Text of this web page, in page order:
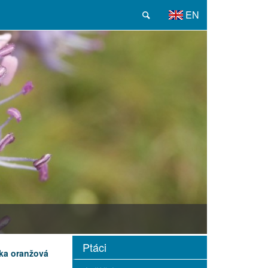
EN
Ptáci
oranžová